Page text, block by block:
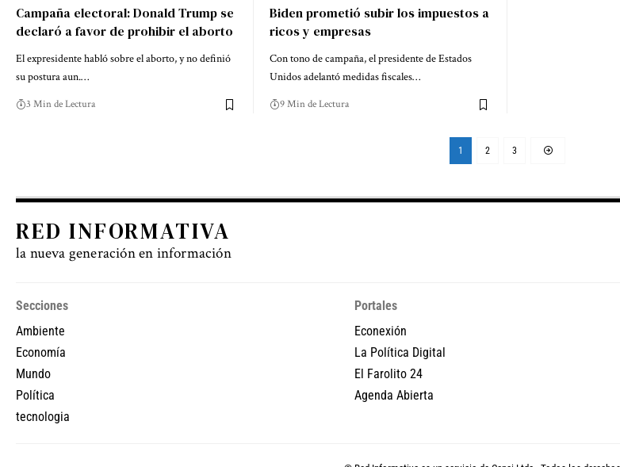
Campaña electoral: Donald Trump se
declaró a favor de prohibir el aborto
El expresidente habló sobre el aborto, y no definió
su postura aun.…
3 Min de Lectura
Biden prometió subir los impuestos a
ricos y empresas
Con tono de campaña, el presidente de Estados
Unidos adelantó medidas fiscales…
9 Min de Lectura
1 2 3
RED INFORMATIVA
la nueva generación en información
Secciones
Ambiente
Economía
Mundo
Política
tecnologia
Portales
Econexión
La Política Digital
El Farolito 24
Agenda Abierta